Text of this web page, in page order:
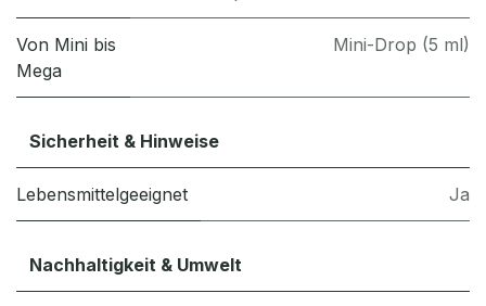
Von Mini bis
Mega
Mini-Drop (5 ml)
Sicherheit & Hinweise
Lebensmittelgeeignet Ja
Nachhaltigkeit & Umwelt